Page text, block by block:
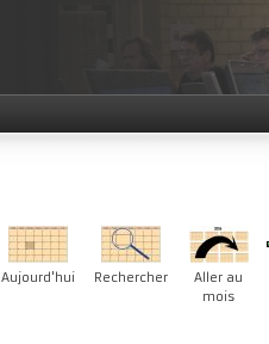
Aujourd'hui Rechercher
Aller au
mois